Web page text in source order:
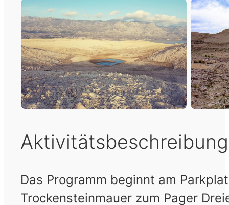
Aktivitätsbeschreibung
Das Programm beginnt am
Trockensteinmauer zum Pager